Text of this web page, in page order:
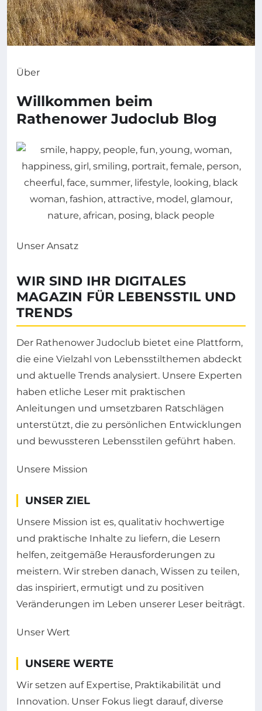
Über
Willkommen beim
Rathenower Judoclub Blog
Unser Ansatz
WIR SIND IHR DIGITALES
MAGAZIN FÜR LEBENSSTIL UND
TRENDS
Der Rathenower Judoclub bietet eine Plattform,
die eine Vielzahl von Lebensstilthemen abdeckt
und aktuelle Trends analysiert. Unsere Experten
haben etliche Leser mit praktischen
Anleitungen und umsetzbaren Ratschlägen
unterstützt, die zu persönlichen Entwicklungen
und bewussteren Lebensstilen geführt haben.
Unsere Mission
UNSER ZIEL
Unsere Mission ist es, qualitativ hochwertige
und praktische Inhalte zu liefern, die Lesern
helfen, zeitgemäße Herausforderungen zu
meistern. Wir streben danach, Wissen zu teilen,
das inspiriert, ermutigt und zu positiven
Veränderungen im Leben unserer Leser beiträgt.
Unser Wert
UNSERE WERTE
Wir setzen auf Expertise, Praktikabilität und
Innovation. Unser Fokus liegt darauf, diverse